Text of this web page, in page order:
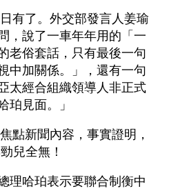
有了。外交部發言人姜瑜
，說了一車年年用的「一
老俗套話，只有最後一句
中加關係。」，還有一句
太經合組織領導人非正式
珀見面。」
點新聞內容，事實證明，
兒全無！
理哈珀表示要聯合制衡中